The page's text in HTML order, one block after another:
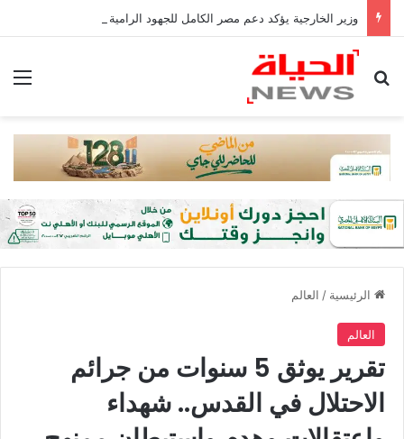
بحث عن
الرئيسية / العالم
العالم
تقرير يوثق 5 سنوات من جرائم
الاحتلال في القدس.. شهداء